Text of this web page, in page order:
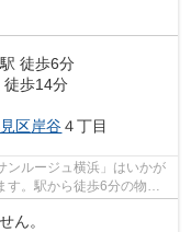
駅 徒歩6分
徒歩14分
区岸谷４丁目
ンルージュ横浜」はいかが
。駅から徒歩6分の物件
ん。